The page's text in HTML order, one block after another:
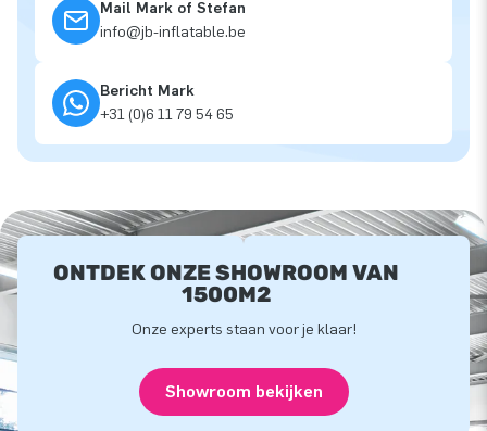
Mail Mark of Stefan
info@jb-inflatable.be
Bericht Mark
+31 (0)6 11 79 54 65
ONTDEK ONZE SHOWROOM VAN
1500M2
Onze experts staan voor je klaar!
Showroom bekijken